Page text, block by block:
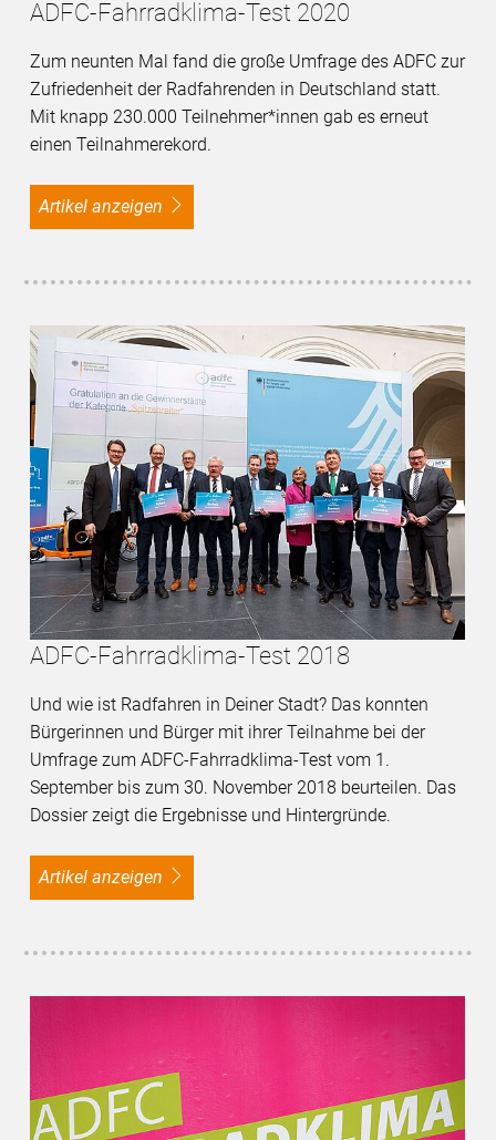
ADFC-Fahrradklima-Test 2020
Zum neunten Mal fand die große Umfrage des ADFC zur
Zufriedenheit der Radfahrenden in Deutschland statt.
Mit knapp 230.000 Teilnehmer*innen gab es erneut
einen Teilnahmerekord.
Artikel anzeigen
ADFC-Fahrradklima-Test 2018
Und wie ist Radfahren in Deiner Stadt? Das konnten
Bürgerinnen und Bürger mit ihrer Teilnahme bei der
Umfrage zum ADFC-Fahrradklima-Test vom 1.
September bis zum 30. November 2018 beurteilen. Das
Dossier zeigt die Ergebnisse und Hintergründe.
Artikel anzeigen